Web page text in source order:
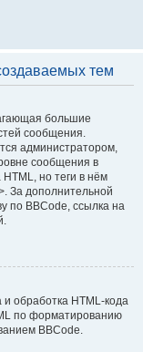
тем
большие
сообщения.
администратором,
сообщения в
но теги в нём
За дополнительной
по BBCode, ссылка на
обработка HTML-кода
по форматированию
BBCode.